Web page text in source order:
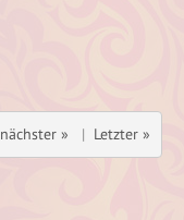
nächster » | Letzter »